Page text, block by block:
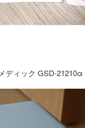
ディック GSD-21210α